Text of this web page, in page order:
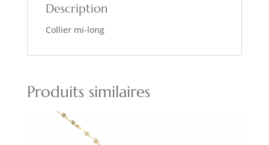
Description
Collier mi-long
Produits similaires